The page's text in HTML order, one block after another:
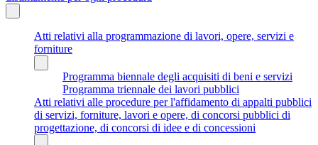
Atti relativi alla programmazione di lavori, opere, servizi e
forniture
Programma biennale degli acquisiti di beni e servizi
Programma triennale dei lavori pubblici
Atti relativi alle procedure per l'affidamento di appalti pubblici
di servizi, forniture, lavori e opere, di concorsi pubblici di
progettazione, di concorsi di idee e di concessioni